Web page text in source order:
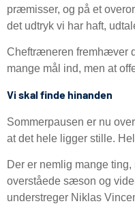
præmisser, og på et
det udtryk vi har haft,
Cheftræneren fremhæver
mange mål ind, men at
Vi skal finde hinanden
Sommerpausen er nu
at det hele ligger stille.
Der er nemlig mange
overståede sæson og
understreger Niklas